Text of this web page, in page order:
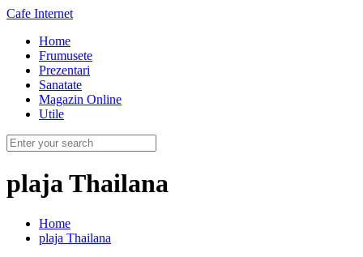
Cafe Internet
Home
Frumusete
Prezentari
Sanatate
Magazin Online
Utile
plaja Thailana
Home
plaja Thailana